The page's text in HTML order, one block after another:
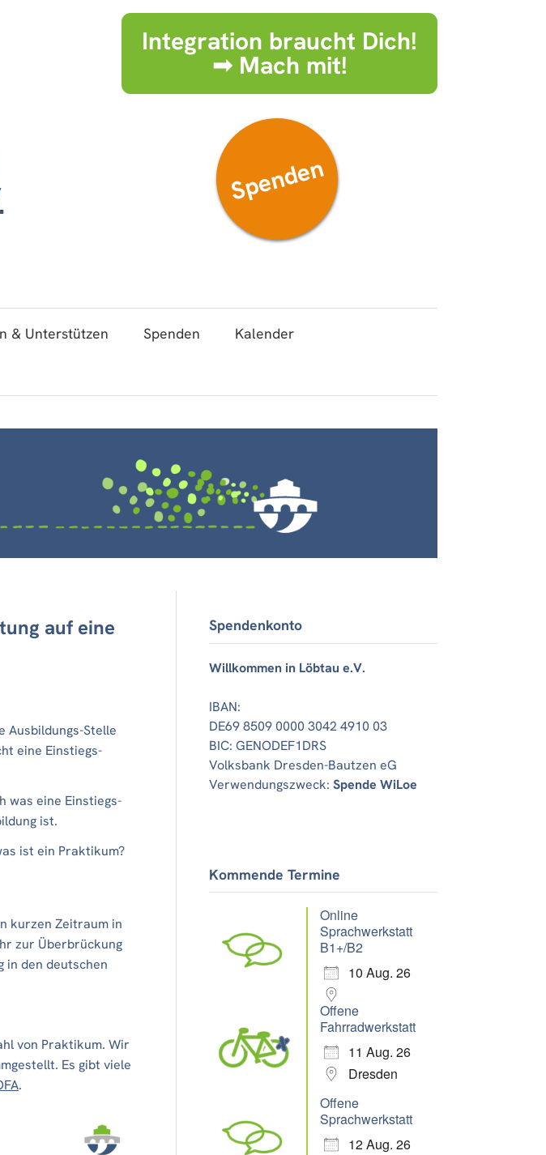
Integration braucht Dich!
➟ Mach mit!
Spenden
& Unterstützen Spenden
Kalender
auf eine
Ausbildungs-Stelle
eine Einstiegs-
was eine Einstiegs-
ist.
ist ein Praktikum?
kurzen Zeitraum in
zur Überbrückung
in den deutschen
von Praktikum. Wir
Es gibt viele
.
Spendenkonto
Willkommen in Löbtau e.V.
IBAN:
DE69 8509 0000 3042 4910 03
BIC: GENODEF1DRS
Volksbank Dresden-Bautzen eG
Verwendungszweck:Spende WiLoe
Kommende Termine
Online
Sprachwerkstatt
B1+/B2
10 Aug. 26
Offene
Fahrradwerkstatt
11 Aug. 26
Dresden
Offene
Sprachwerkstatt
12 Aug. 26